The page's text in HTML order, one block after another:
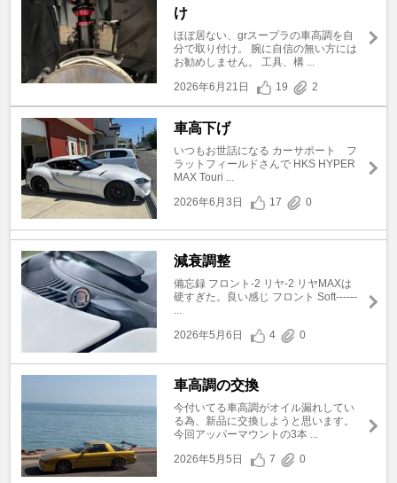
け
ほぼ居ない、grスープラの車高調を自
分で取り付け。 腕に自信の無い方には
お勧めしません。 工具、構 ...
2026年6月21日
19 2
車高下げ
いつもお世話になる カーサポート フ
ラットフィールドさんで HKS HYPER
MAX Touri ...
2026年6月3日
17 0
減衰調整
備忘録 フロント-2 リヤ-2 リヤMAXは
硬すぎた。良い感じ フロント Soft------
...
2026年5月6日
4 0
車高調の交換
今付いてる車高調がオイル漏れしてい
る為、新品に交換しようと思います。
今回アッパーマウントの3本 ...
2026年5月5日
7 0